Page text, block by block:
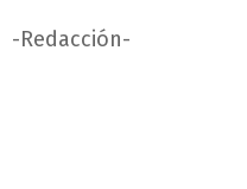
-Redacción-